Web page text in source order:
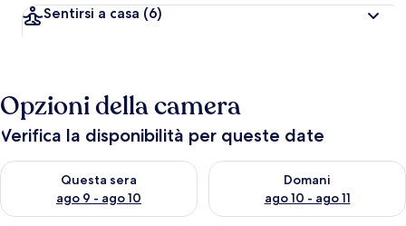
Sentirsi a casa (6)
Opzioni della camera
Verifica la disponibilità per queste date
Questa sera
ago 9 - ago 10
Verifica la disponibilità per questa sera, ago 9 - ago 10
Domani
ago 10 - ago 11
Verifica la disponibilità per